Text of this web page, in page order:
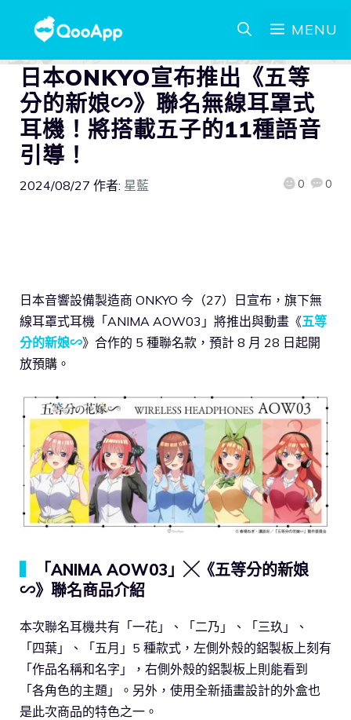
MENU
日本ONKYO宣布推出《五等
分的新娘∽》聯名無線耳罩式
耳機！將搭載五子的11種語音
引導！
2024/08/27 作者: 星藍 0 0
日本音響設備製造商 ONKYO 今（27）日宣布，旗下無
線耳罩式耳機「ANIMA AOW03」將推出與動畫《五等
分的新娘∽》合作的 5 種聯名款，預計 8 月 28 日起開
放預購。
「ANIMA AOW03」╳《五等分的新娘
∽》聯名商品介紹
本次聯名耳機共有「一花」、「二乃」、「三玖」、
「四葉」、「五月」5 種款式，左側外殼的鋁製板上刻有
「作品名稱和名字」，右側外殼的鋁製板上則能看到
「各角色的主題」。另外，使用全新插畫設計的外盒也
是此次商品的特色之一。